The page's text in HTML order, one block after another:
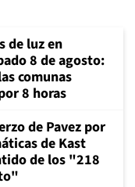
de luz en
8 de agosto:
comunas
8 horas
de Pavez por
de Kast
de los "218